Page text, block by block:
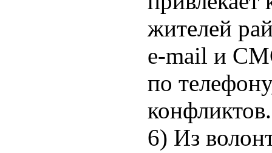
жителей
e-mail и
по
конфликтов.
6) Из